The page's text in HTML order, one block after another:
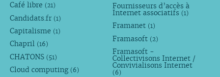
Café libre (21)
Candidats.fr (1)
Capitalisme (1)
Chapril (16)
CHATONS (51)
Cloud computing (6)
Fournisseurs d’accès à
Internet associatifs (1)
Framanet (1)
Framasoft (2)
Framasoft -
Collectivisons Internet /
Convivialisons Internet
(6)